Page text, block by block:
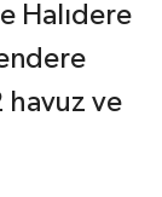
Halıdere
havuz ve